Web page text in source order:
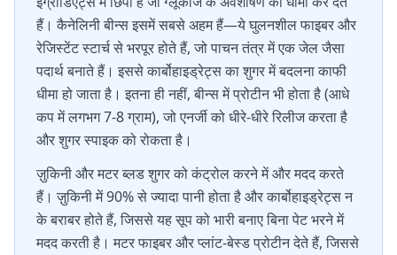
हैं। कैनेलिनी बीन्स इसमें सबसे अहम हैं—ये घुलनशील फाइबर और
रेजिस्टेंट स्टार्च से भरपूर होते हैं, जो पाचन तंत्र में एक जेल जैसा
पदार्थ बनाते हैं। इससे कार्बोहाइड्रेट्स का शुगर में बदलना काफी
धीमा हो जाता है। इतना ही नहीं, बीन्स में प्रोटीन भी होता है (आधे
कप में लगभग 7-8 ग्राम), जो एनर्जी को धीरे-धीरे रिलीज करता है
और शुगर स्पाइक को रोकता है।
ज़ुकिनी और मटर ब्लड शुगर को कंट्रोल करने में और मदद करते
हैं। ज़ुकिनी में 90% से ज्यादा पानी होता है और कार्बोहाइड्रेट्स न
के बराबर होते हैं, जिससे यह सूप को भारी बनाए बिना पेट भरने में
मदद करती है। मटर फाइबर और प्लांट-बेस्ड प्रोटीन देते हैं, जिससे